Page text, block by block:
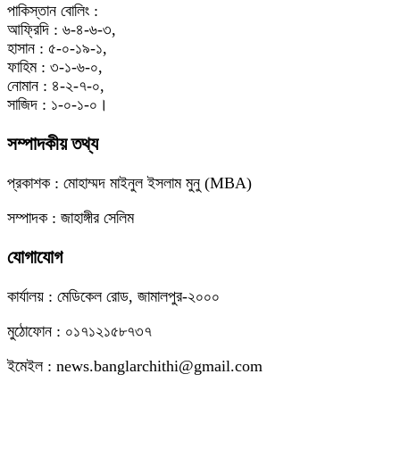
পাকিস্তান বোলিং :
আফ্রিদি : ৬-৪-৬-৩,
হাসান : ৫-০-১৯-১,
ফাহিম : ৩-১-৬-০,
নোমান : ৪-২-৭-০,
সাজিদ : ১-০-১-০।
সম্পাদকীয় তথ্য
প্রকাশক : মোহাম্মদ মাইনুল ইসলাম মুনু (MBA)
সম্পাদক : জাহাঙ্গীর সেলিম
যোগাযোগ
কার্যালয় : মেডিকেল রোড, জামালপুর-২০০০
মুঠোফোন : ০১৭১২১৫৮৭৩৭
ইমেইল : news.banglarchithi@gmail.com